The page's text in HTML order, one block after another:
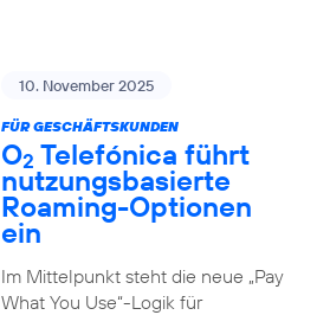
10. November 2025
FÜR GESCHÄFTSKUNDEN
O2 Telefónica führt
nutzungs­basierte
Roaming-Optionen
ein
Im Mittelpunkt steht die neue „Pay
What You Use“-Logik für